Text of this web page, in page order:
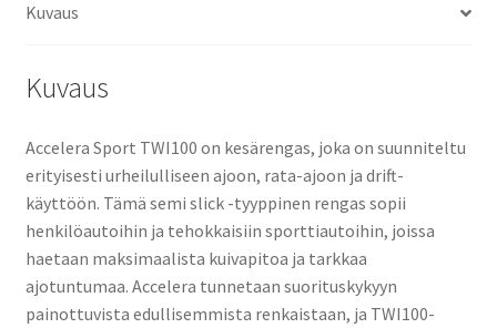
Kuvaus
Kuvaus
Accelera Sport TWI100 on kesärengas, joka on suunniteltu
erityisesti urheilulliseen ajoon, rata-ajoon ja drift-
käyttöön. Tämä semi slick -tyyppinen rengas sopii
henkilöautoihin ja tehokkaisiin sporttiautoihin, joissa
haetaan maksimaalista kuivapitoa ja tarkkaa
ajotuntumaa. Accelera tunnetaan suorituskykyyn
painottuvista edullisemmista renkaistaan, ja TWI100-